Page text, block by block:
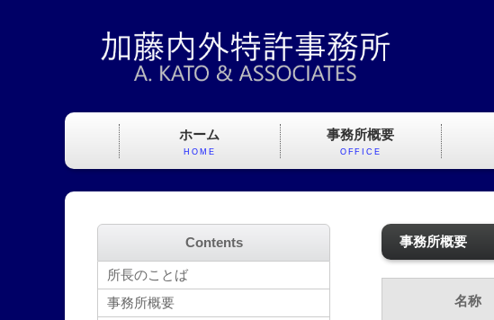
ホーム
HOME
事務所概要
OFFICE
事務所概要
名称
Contents
所長のことば
事務所概要